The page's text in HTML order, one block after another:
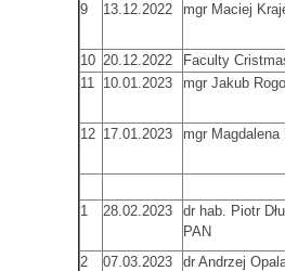
9 13.12.2022 mgr Maciej
10 20.12.2022
Faculty
11 10.01.2023 mgr Jakub
12 17.01.2023 mgr Magdalena
1 28.02.2023
dr hab. Piotr
PAN
2 07.03.2023
dr Andrzej